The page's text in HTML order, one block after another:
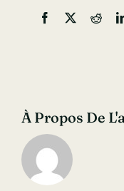
Facebook
X
À Propos De